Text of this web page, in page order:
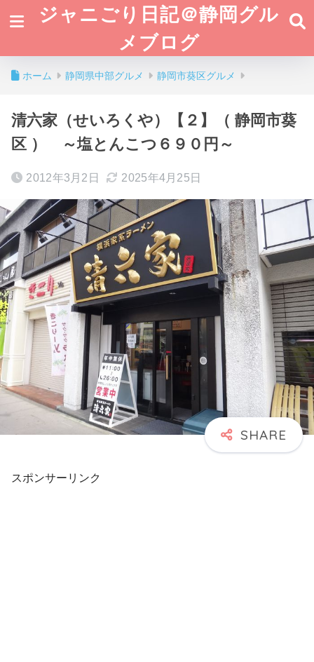
ジャニごり日記＠静岡グル
メブログ
ホーム 静岡県中部グルメ 静岡市葵区グルメ
清六家（せいろくや）【２】（ 静岡市葵
区 ） ～塩とんこつ６９０円～
2012年3月2日 2025年4月25日
スポンサーリンク